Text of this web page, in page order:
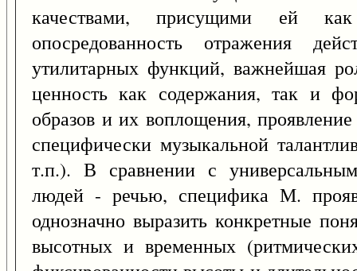
качествами, присущими ей
опосредованность отражения
утилитарных функций, важнейшая
ценность как содержания, так и
образов и их воплощения,
специфически музыкальной
т.п.). В сравнении с
людей - речью, специфика М.
однозначно выразить конкретные
высотных и временных